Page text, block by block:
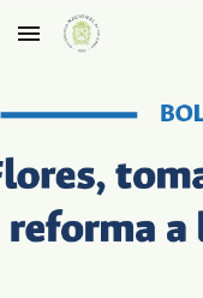
Skip to main content